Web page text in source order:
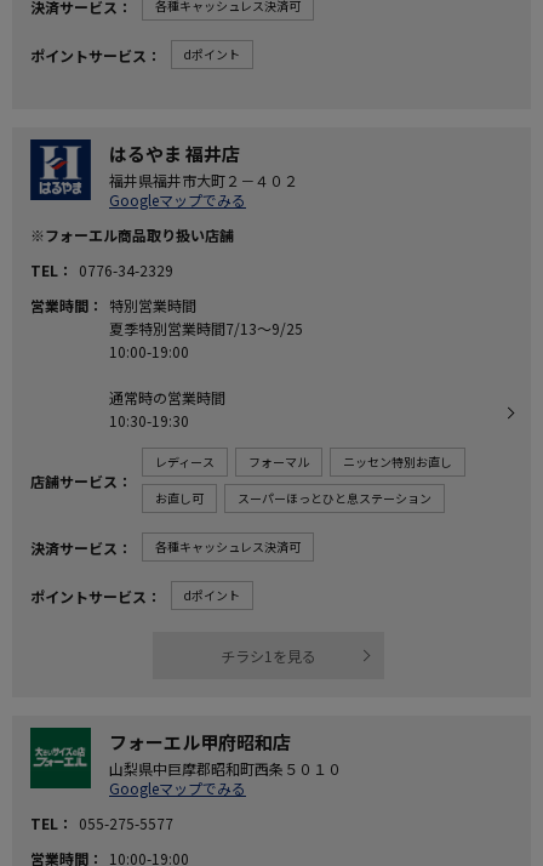
決済サービス 各種キャッシュレス決済可
ポイントサービス dポイント
はるやま 福井店
福井県福井市大町２－４０２
Googleマップでみる
※フォーエル商品取り扱い店舗
TEL
0776-34-2329
営業時間
特別営業時間
夏季特別営業時間7/13～9/25
10:00-19:00
通常時の営業時間
10:30-19:30
店舗サービス
レディース フォーマル
ニッセン特別お直し
お直し可
スーパーほっとひと息ステーション
決済サービス 各種キャッシュレス決済可
ポイントサービス dポイント
チラシ1を見る
フォーエル甲府昭和店
山梨県中巨摩郡昭和町西条５０１０
Googleマップでみる
TEL
055-275-5577
営業時間
10:00-19:00